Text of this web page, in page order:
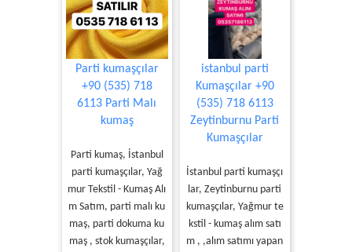
Parti kumaşçılar
+90 (535) 718
6113 Parti Malı
kumaş
Parti kumaş, İstanbul
parti kumaşçılar, Yağ
mur Tekstil - Kumaş Alı
m Satım, parti malı ku
maş, parti dokuma ku
maş , stok kumaşçılar,
istanbul parti
Kumaşçılar +90
(535) 718 6113
Zeytinburnu Parti
Kumaşçılar
İstanbul parti kumaşçı
lar, Zeytinburnu parti
kumaşçılar, Yağmur te
kstil - kumaş alım satı
m , ,alım satımı yapan